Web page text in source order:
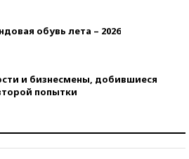
обувь лета – 2026
и бизнесмены, добившиеся
попытки